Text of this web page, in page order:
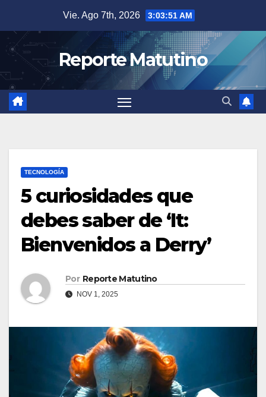
contenido
Vie. Ago 7th, 2026 3:03:52 AM
Reporte Matutino
TECNOLOGÍA
5 curiosidades que
debes saber de ‘It:
Bienvenidos a Derry’
Por Reporte Matutino
NOV 1, 2025